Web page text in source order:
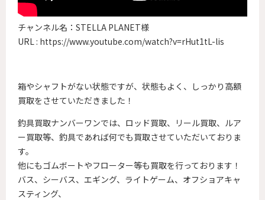
チャンネル名：STELLA PLANET様
URL : https://www.youtube.com/watch?v=rHut1tL-lis
箱やシャフトがない状態ですが、状態もよく、しっかり高額
買取をさせていただきました！
釣具買取ナンバーワンでは、ロッド買取、リール買取、ルア
ー買取等、釣具であれば何でも買取させていただいておりま
す。
他にもゴムボートやフローター等も買取を行っております！
バス、シーバス、エギング、ライトゲーム、オフショアキャ
スティング、